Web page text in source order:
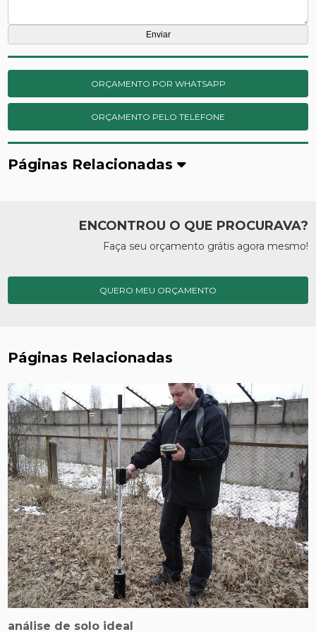
ORÇAMENTO POR WHATSAPP
ORÇAMENTO PELO TELEFONE
Páginas Relacionadas
ENCONTROU O QUE PROCURAVA?
Faça seu orçamento grátis agora mesmo!
QUERO MEU ORÇAMENTO
Páginas Relacionadas
análise de solo ideal